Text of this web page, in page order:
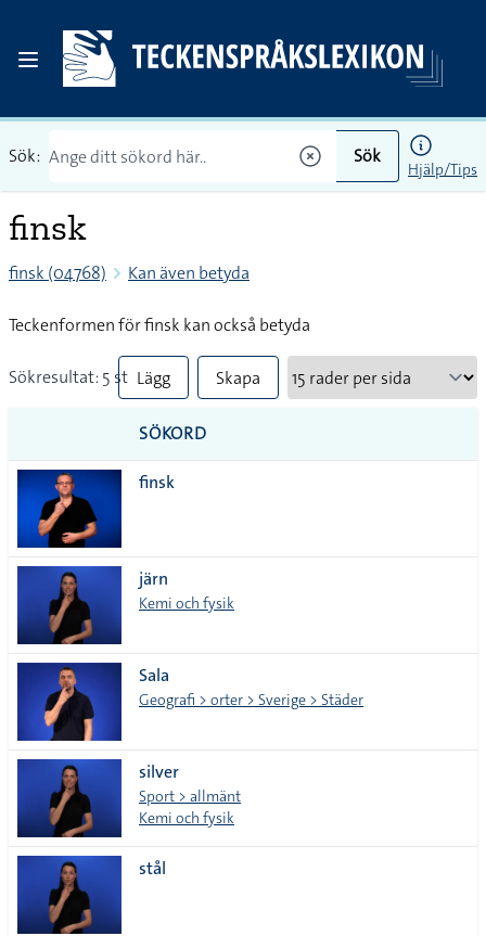
Sök: Sök
Hjälp/Tips
finsk
finsk (04768) Kan även betyda
Teckenformen för finsk kan också betyda
Sökresultat: 5 st Lägg
till
alla i
Skapa
SÖKORD
finsk
järn
Kemi och fysik
Sala
Geografi > orter > Sverige > Städer
silver
Sport > allmänt
Kemi och fysik
stål